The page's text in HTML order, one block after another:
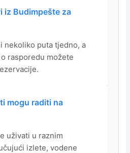
iz Budimpešte za
nekoliko puta tjedno, a
rasporedu možete
mogu raditi na
uživati u raznim
izlete, vodene